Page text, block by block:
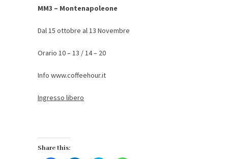
MM3 – Montenapoleone
Dal 15 ottobre al 13 Novembre
Orario 10 – 13 / 14 – 20
Info www.coffeehour.it
Ingresso libero
Share this: